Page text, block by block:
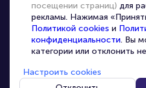
Главная |
© 2020 - 2026 portalbilet.ru
посещении страниц) для
рекламы. Нажимая
Политикой cookies и
конфиденциальности. Вы
категории или отклонить
Настроить cookies